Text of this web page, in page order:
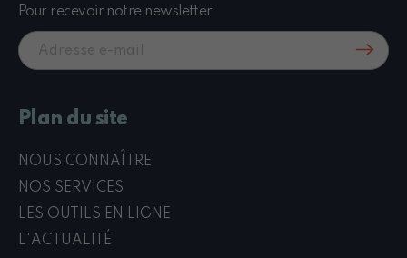
Pour recevoir notre newsletter
Plan du site
NOUS CONNAÎTRE
NOS SERVICES
LES OUTILS EN LIGNE
L'ACTUALITÉ